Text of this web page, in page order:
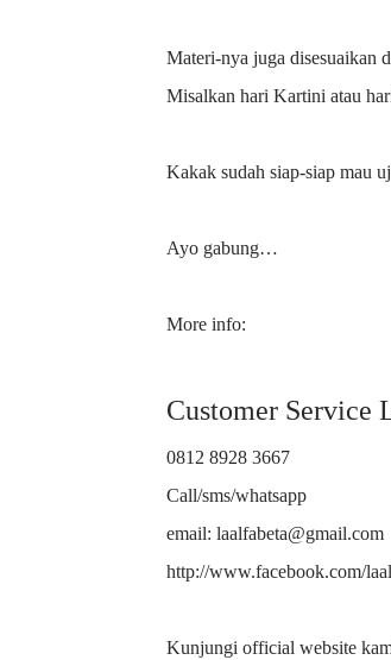
Materi-nya juga disesuaikan
Misalkan hari Kartini atau
Kakak sudah siap-siap mau
Ayo gabung…
More info:
Customer Service
0812 8928 3667
Call/sms/whatsapp
email: laalfabeta@gmail.com
http://www.facebook.com/
Kunjungi official website